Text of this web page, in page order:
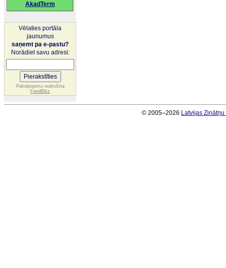
AkadTerm
Vēlaties portāla
jaunumus
saņemt pa e-pastu?
Norādiet savu adresi:
Pakalpojumu nodrošina
FeedBlitz
© 2005–2026 Latvijas